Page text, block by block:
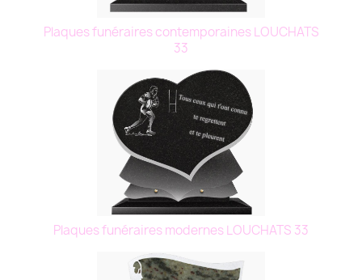
Plaques funéraires contemporaines LOUCHATS
33
Plaques funéraires modernes LOUCHATS 33